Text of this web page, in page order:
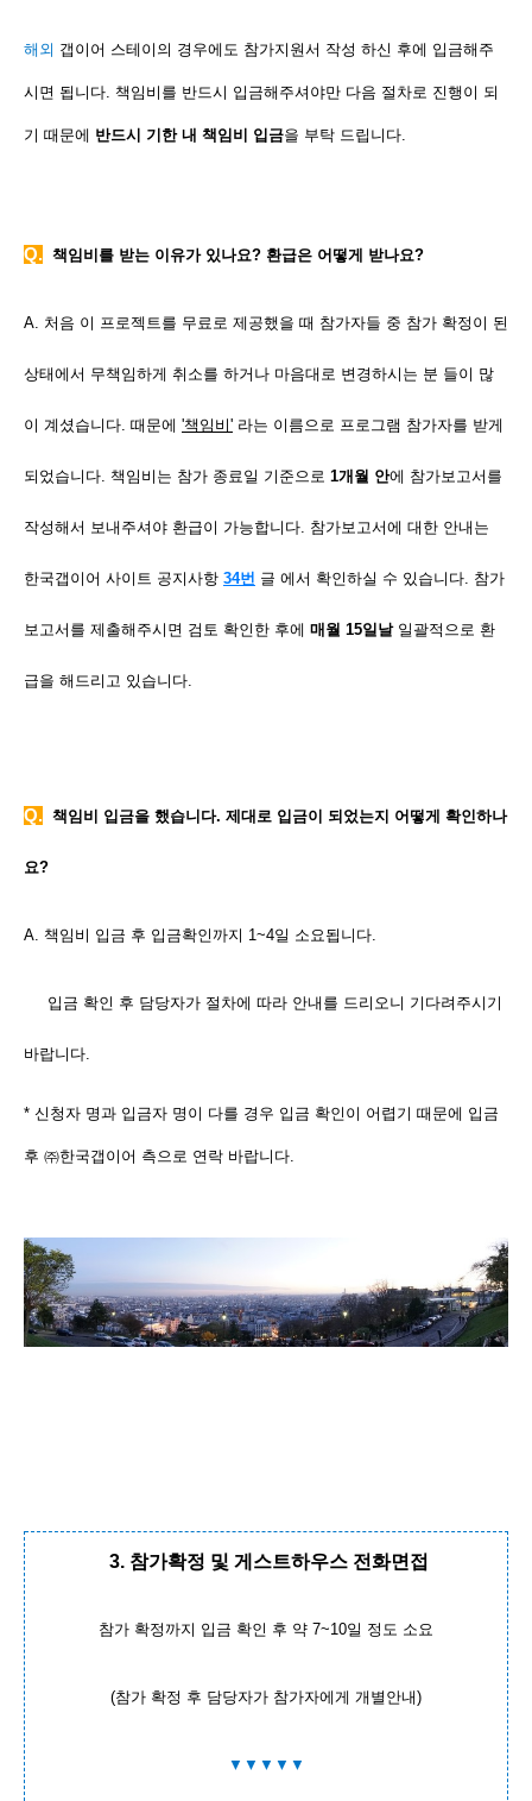
해외 갭이어 스테이의 경우에도 참가지원서 작성 하신 후에 입금해주
시면 됩니다. 책임비를 반드시 입금해주셔야만 다음 절차로 진행이 되
기 때문에 반드시 기한 내 책임비 입금을 부탁 드립니다.
Q. 책임비를 받는 이유가 있나요? 환급은 어떻게 받나요?
A. 처음 이 프로젝트를 무료로 제공했을 때 참가자들 중 참가 확정이 된
상태에서 무책임하게 취소를 하거나 마음대로 변경하시는 분 들이 많
이 계셨습니다. 때문에 '책임비' 라는 이름으로 프로그램 참가자를 받게
되었습니다. 책임비는 참가 종료일 기준으로 1개월 안에 참가보고서를
작성해서 보내주셔야 환급이 가능합니다. 참가보고서에 대한 안내는
한국갭이어 사이트 공지사항 34번 글 에서 확인하실 수 있습니다. 참가
보고서를 제출해주시면 검토 확인한 후에 매월 15일날일괄적으로 환
급을 해드리고 있습니다.
Q. 책임비 입금을 했습니다. 제대로 입금이 되었는지 어떻게 확인하나
요?
A. 책임비 입금 후 입금확인까지 1~4일 소요됩니다.
입금 확인 후 담당자가 절차에 따라 안내를 드리오니 기다려주시기
바랍니다.
* 신청자 명과 입금자 명이 다를 경우 입금 확인이 어렵기 때문에 입금
후 ㈜한국갭이어 측으로 연락 바랍니다.
3. 참가확정 및 게스트하우스 전화면접
참가 확정까지 입금 확인 후 약 7~10일 정도 소요
(참가 확정 후 담당자가 참가자에게 개별안내)
▼▼▼▼▼